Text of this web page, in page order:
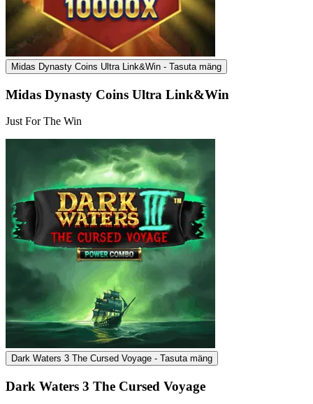
Midas Dynasty Coins Ultra Link&Win - Tasuta mäng
Midas Dynasty Coins Ultra Link&Win
Just For The Win
Dark Waters 3 The Cursed Voyage - Tasuta mäng
Dark Waters 3 The Cursed Voyage